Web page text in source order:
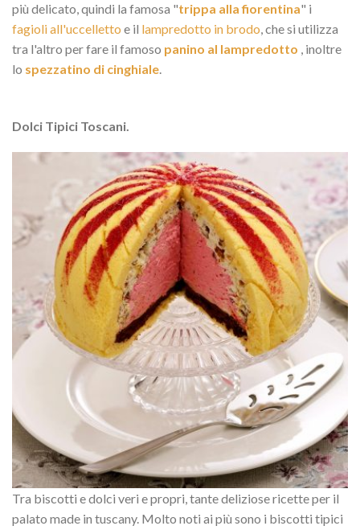
più delicato, quindi la famosa "trippa alla fiorentina" i
fagioli all'uccelletto e il lampredotto in brodo, che si utilizza
tra l'altro per fare il famoso panino al lampredotto , inoltre
lo spezzatino di cinghiale.
Dolci Tipici Toscani.
Tra biscotti e dolci veri e propri, tante deliziose ricette per il
palato made in tuscany. Molto noti ai più sono i biscotti tipici